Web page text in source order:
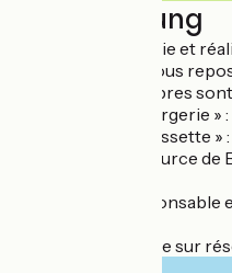
Beschreibung
3 chambres : Literie et
menuisier, pour vous
Toutes nos chambres
. Chambre « La Bergerie »
. Chambre « La Glissette »
. Chambre « La Source
Gestion eco responsable
Massage à domicile sur